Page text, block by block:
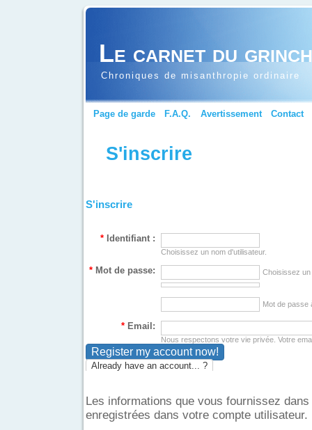
Le carnet du
Chroniques de misanthropie ordinaire
Page de garde F.A.Q. Avertissement Contact
S'inscrire
S'inscrire
* Identifiant :
Choisissez un nom d'utilisateur.
* Mot de passe: Choisissez
Mot de passe
* Email:
Nous respectons votre vie privée. Votre
Already have an account... ?
Les informations que vous fournissez
enregistrées dans votre compte utilisateur.